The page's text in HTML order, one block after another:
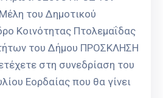
του Δημοτικού
Κοινότητας Πτολεμαΐδας
του Δήμου ΠΡΟΣΚΛΗΣΗ
στη συνεδρίαση του
Εορδαίας που θα γίνει